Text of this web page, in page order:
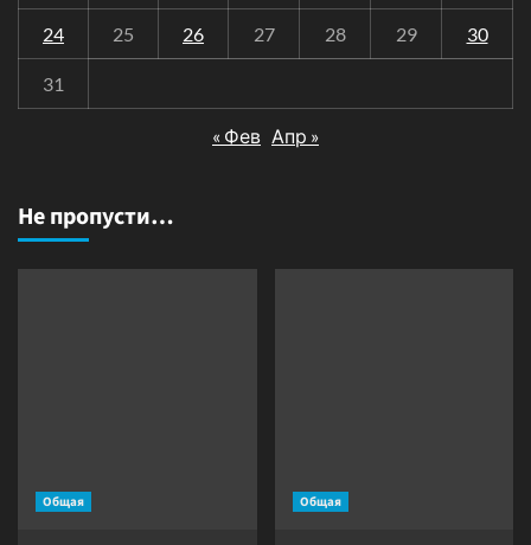
24 25 26 27 28 29 30
31
« Фев Апр »
Не пропусти…
Общая Общая